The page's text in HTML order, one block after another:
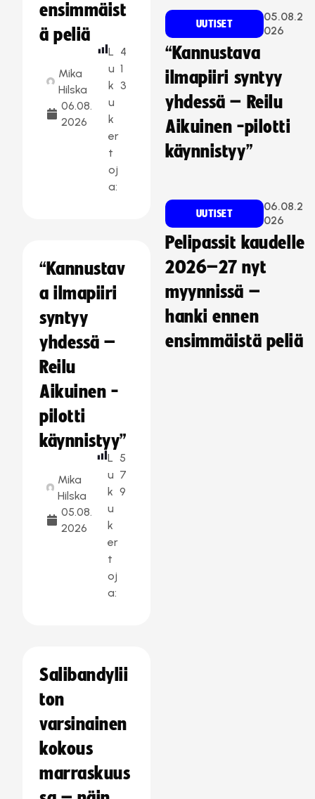
ensimmäist
ä peliä
Mika
Hilska
06.08.
2026
L
u
k
u
k
er
t
oj
a:
4
1
3
“Kannustav
a ilmapiiri
syntyy
yhdessä –
Reilu
Aikuinen -
pilotti
käynnistyy”
Mika
Hilska
05.08.
2026
L
u
k
u
k
er
t
oj
a:
5
7
9
Salibandylii
ton
varsinainen
kokous
marraskuus
UUTISET
05.08.2
026
“Kannustava
ilmapiiri syntyy
yhdessä – Reilu
Aikuinen -pilotti
käynnistyy”
UUTISET
06.08.2
026
Pelipassit kaudelle
2026–27 nyt
myynnissä –
hanki ennen
ensimmäistä peliä